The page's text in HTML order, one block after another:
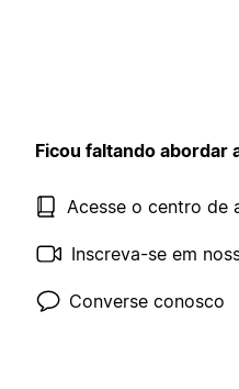
Ficou faltando abordar
Acesse o centro de
Inscreva-se em
Converse conosco